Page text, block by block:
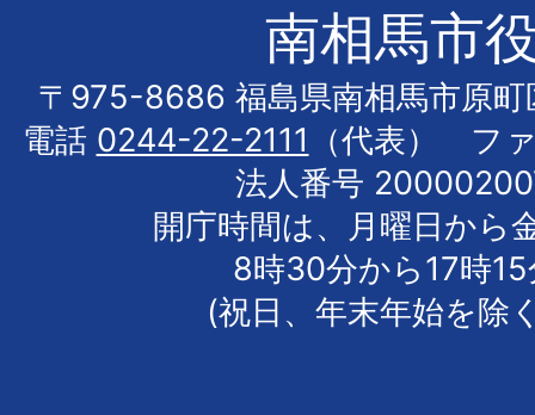
南相馬市
〒975-8686 福島県南相馬市原町
電話 0244-22-2111
（代表） フ
法人番号
開庁時間は、月曜日から
8時30分から17時
(祝日、年末年始を除